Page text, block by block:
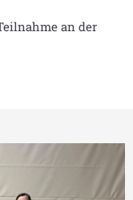
an der